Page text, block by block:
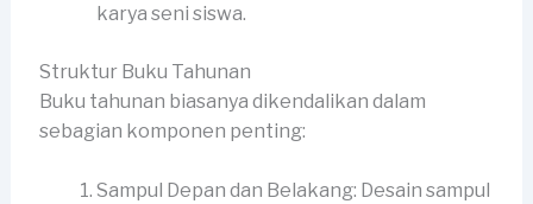
karya seni siswa.
Struktur Buku Tahunan
Buku tahunan biasanya dikendalikan dalam
sebagian komponen penting:
Sampul Depan dan Belakang: Desain sampul